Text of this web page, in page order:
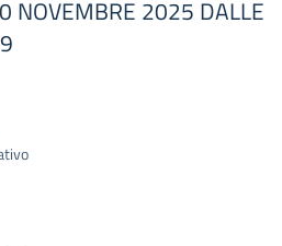
NOVEMBRE 2025 DALLE